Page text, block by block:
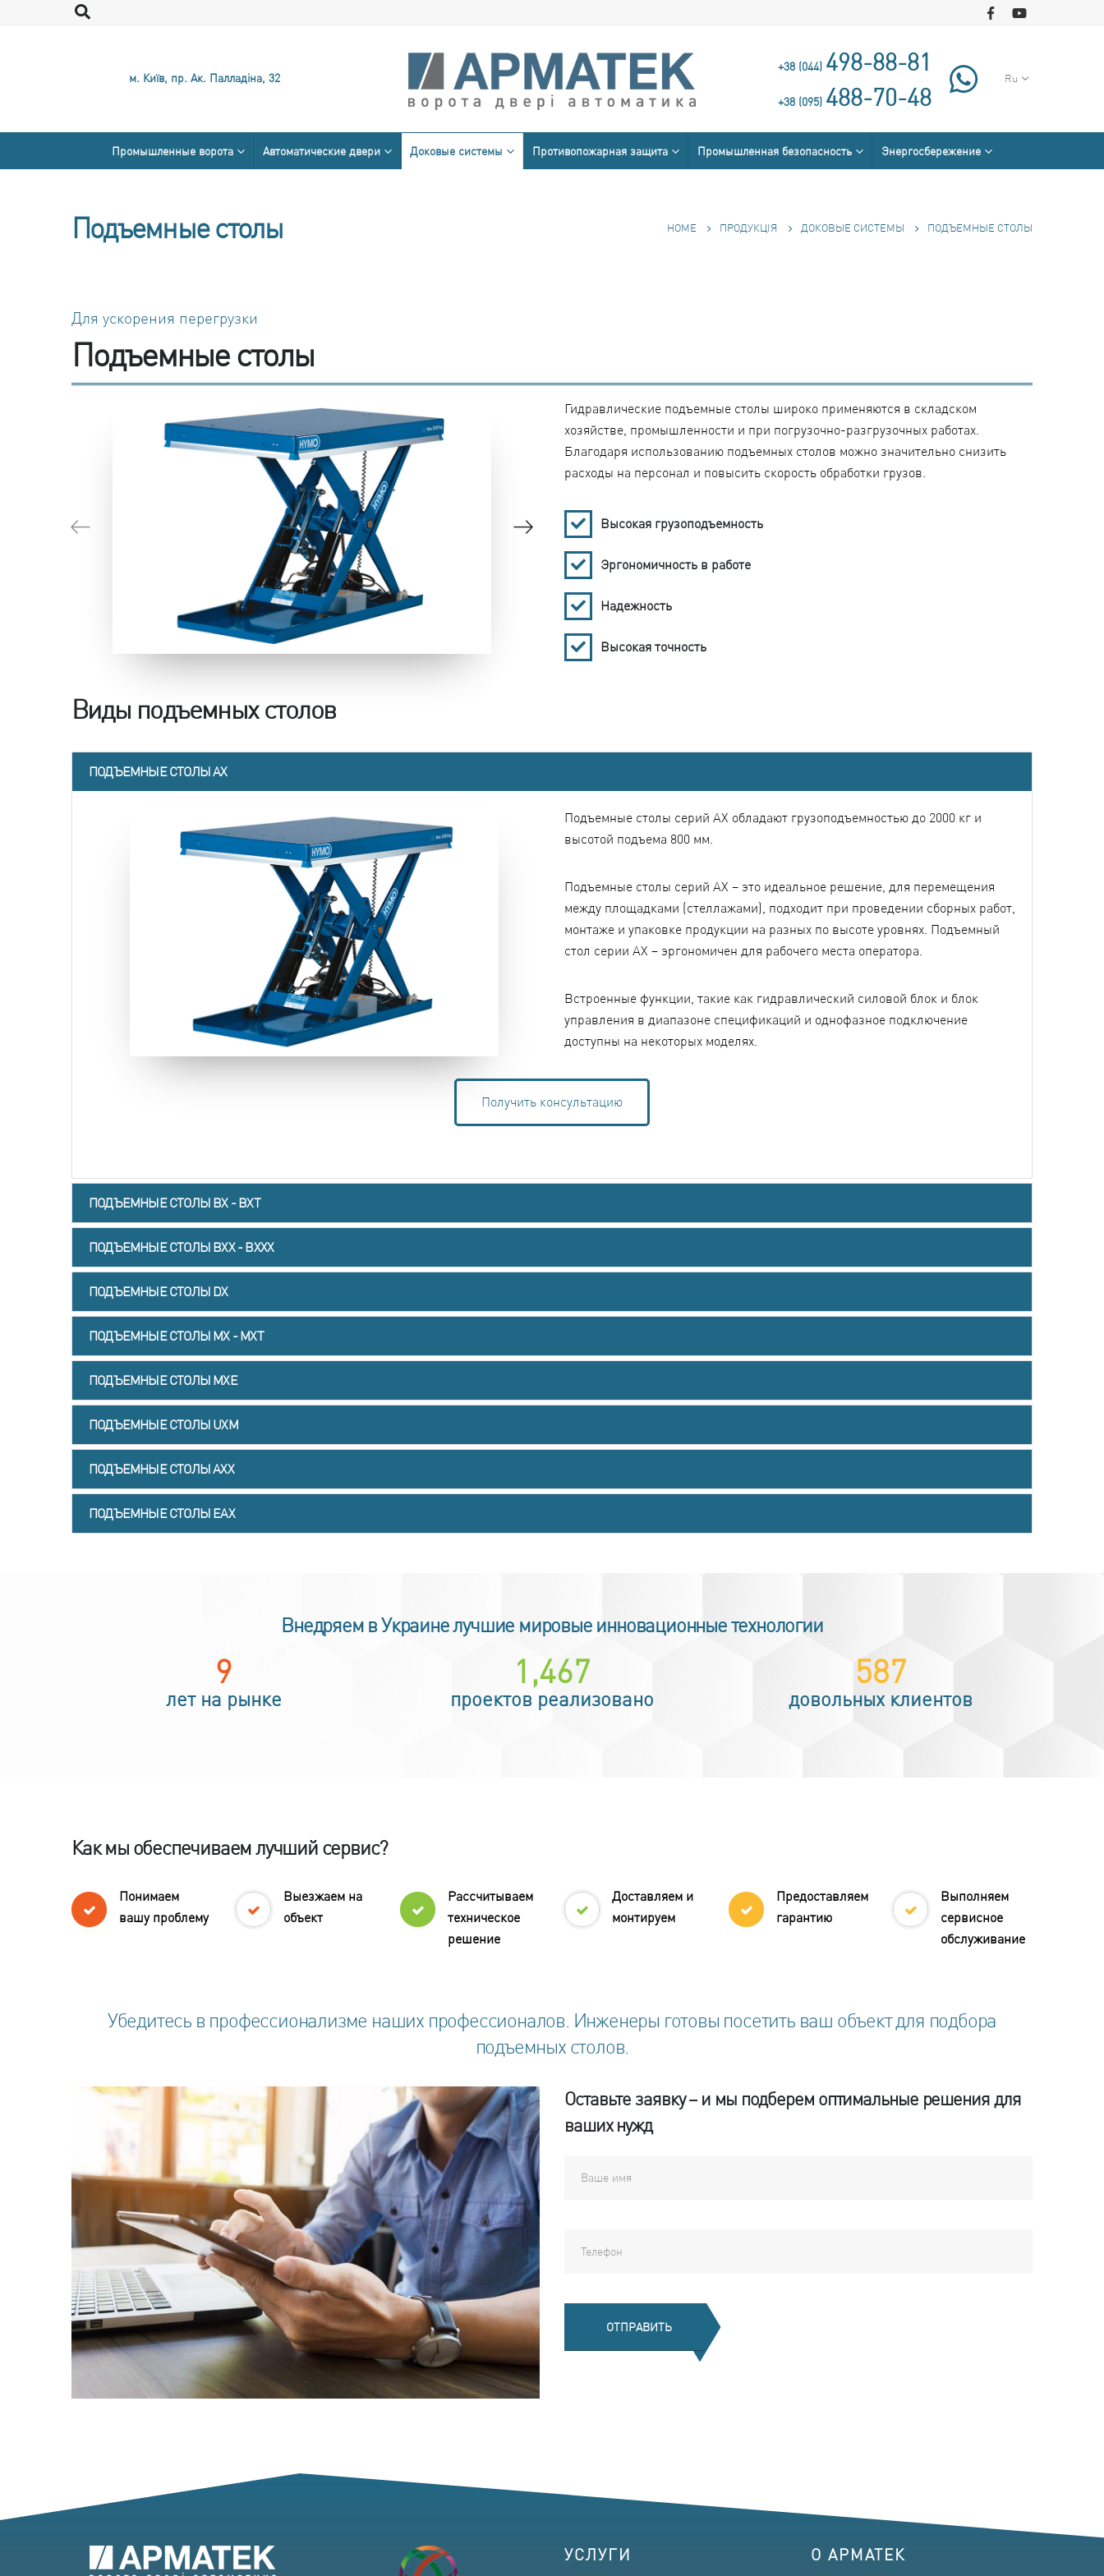
м. Київ, пр. Ак. Палладіна, 32
+38 (044) 498-88-81
+38 (095) 488-70-48
Ru
Промышленные ворота Автоматические двери Доковые системы Противопожарная защита Промышленная безопасность Энергосбережение
Подъемные столы HOME ПРОДУКЦІЯ ДОКОВЫЕ СИСТЕМЫ ПОДЪЕМНЫЕ СТОЛЫ
Для ускорения перегрузки
Подъемные столы
Гидравлические подъемные столы широко применяются в складском
хозяйстве, промышленности и при погрузочно-разгрузочных работах.
Благодаря использованию подъемных столов можно значительно снизить
расходы на персонал и повысить скорость обработки грузов.
Высокая грузоподъемность
Эргономичность в работе
Надежность
Высокая точность
Виды подъемных столов
ПОДЪЕМНЫЕ СТОЛЫ AX
Подъемные столы серий AX обладают грузоподъемностью до 2000 кг и
высотой подъема 800 мм.
Подъемные столы серий AX – это идеальное решение, для перемещения
между площадками (стеллажами), подходит при проведении сборных работ,
монтаже и упаковке продукции на разных по высоте уровнях. Подъемный
стол серии AX – эргономичен для рабочего места оператора.
Встроенные функции, такие как гидравлический силовой блок и блок
управления в диапазоне спецификаций и однофазное подключение
доступны на некоторых моделях.
Получить консультацию
ПОДЪЕМНЫЕ СТОЛЫ BX - BXT
ПОДЪЕМНЫЕ СТОЛЫ BXХ - ВХХХ
ПОДЪЕМНЫЕ СТОЛЫ DX
ПОДЪЕМНЫЕ СТОЛЫ MX - MXT
ПОДЪЕМНЫЕ СТОЛЫ MXE
ПОДЪЕМНЫЕ СТОЛЫ UXM
ПОДЪЕМНЫЕ СТОЛЫ AXX
ПОДЪЕМНЫЕ СТОЛЫ EAX
Внедряем в Украине лучшие мировые инновационные технологии
14
лет на рынке
2,350
проектов реализовано
940
довольных клиентов
Как мы обеспечиваем лучший сервис?
Понимаем
вашу проблему
Выезжаем на
объект
Рассчитываем
техническое
решение
Доставляем и
монтируем
Предоставляем
гарантию
Выполняем
сервисное
обслуживание
Убедитесь в профессионализме наших профессионалов. Инженеры готовы посетить ваш объект для подбора
подъемных столов.
Оставьте заявку – и мы подберем оптимальные решения для
ваших нужд
ОТПРАВИТЬ
УСЛУГИ О АРМАТЕК